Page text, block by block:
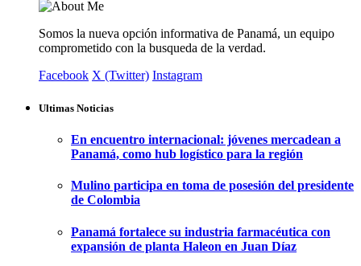
Somos la nueva opción informativa de Panamá, un equipo
comprometido con la busqueda de la verdad.
Facebook X (Twitter) Instagram
Ultimas Noticias
En encuentro internacional: jóvenes mercadean a
Panamá, como hub logístico para la región
Mulino participa en toma de posesión del presidente
de Colombia
Panamá fortalece su industria farmacéutica con
expansión de planta Haleon en Juan Díaz